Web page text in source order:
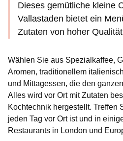
Dieses gemütliche kleine
Vallastaden bietet ein
Zutaten von hoher
Wählen Sie aus Spezialkaffee,
Aromen, traditionellem
und Mittagessen, die den
Alles wird vor Ort mit Zutaten
Kochtechnik hergestellt. Treffen
jeden Tag vor Ort ist und in
Restaurants in London und